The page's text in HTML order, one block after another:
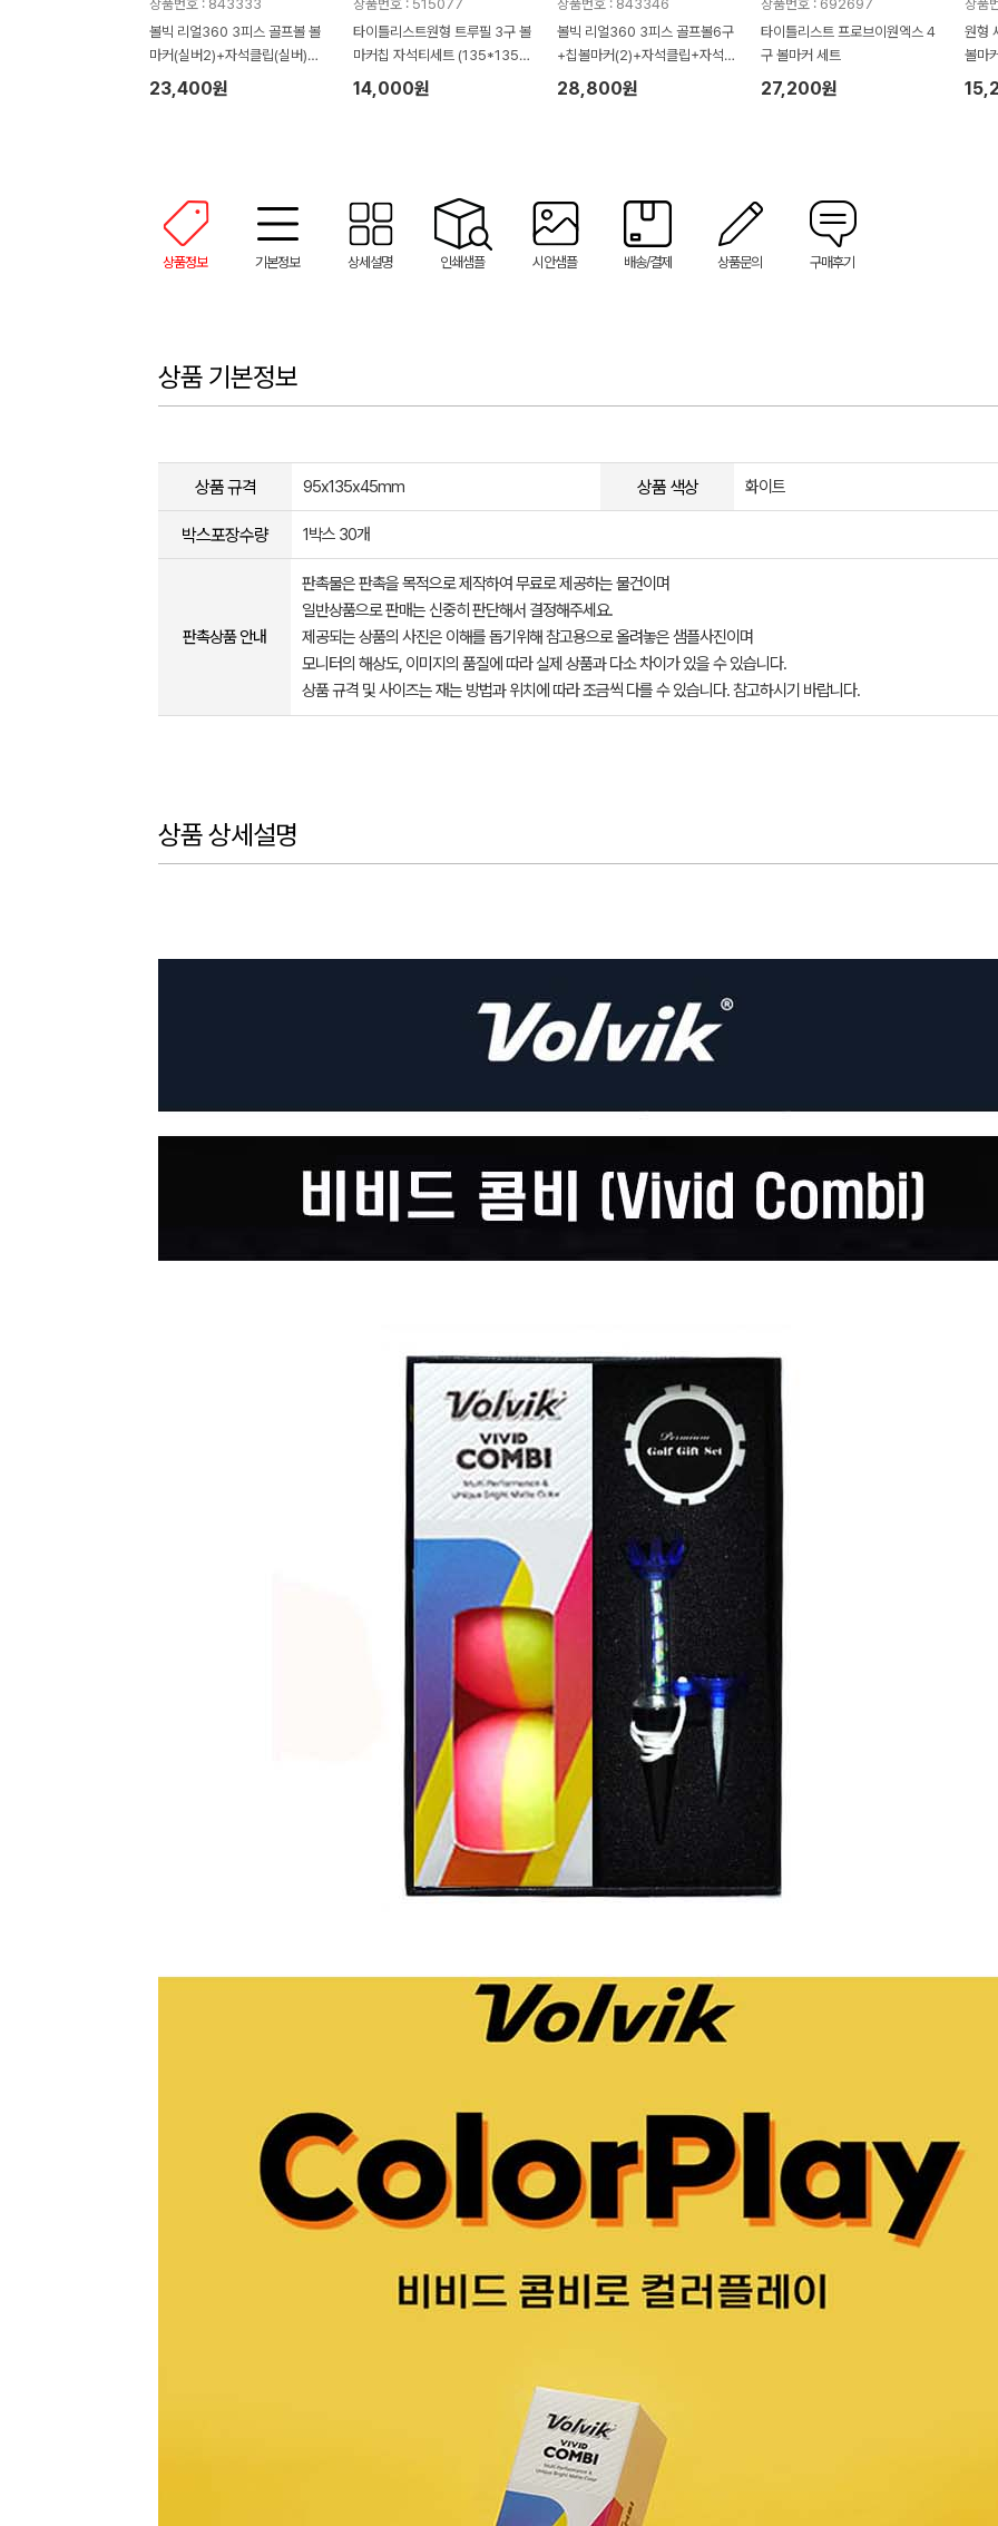
상품번호 : 843333
볼빅 리얼360 3피스 골프볼 볼
마커(실버2)+자석클립(실버)
+자석티(2)+골프타월 세트
23,400원
상품번호 : 515077
타이틀리스트원형 트루필 3구 볼
마커칩 자석티세트 (135*135*
45mm)
14,000원
상품번호 : 843346
볼빅 리얼360 3피스 골프볼6구
+칩볼마커(2)+자석클립+자석
티(2) 세트
28,800원
상품번호 : 692697
타이틀리스트 프로브이원엑스 4
구 볼마커 세트
27,200원
상품
원형
볼마
상품정보 기본정보 상세설명 인쇄샘플 시안샘플 배송/결제 상품문의 구매후기
상품 기본정보
상품 규격 95x135x45mm 상품 색상 화이트
박스포장수량 1박스 30개
판촉상품 안내
판촉물은 판촉을 목적으로 제작하여 무료로 제공하는 물건이며
일반상품으로 판매는 신중히 판단해서 결정해주세요.
제공되는 상품의 사진은 이해를 돕기위해 참고용으로 올려놓은 샘플사진이며
모니터의 해상도, 이미지의 품질에 따라 실제 상품과 다소 차이가 있을 수 있습니다.
상품 규격 및 사이즈는 재는 방법과 위치에 따라 조금씩 다를 수 있습니다. 참고하시기 바랍니다.
상품 상세설명